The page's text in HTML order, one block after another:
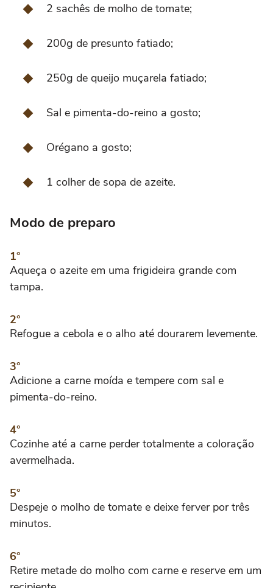
2 sachês de molho de tomate;
200g de presunto fatiado;
250g de queijo muçarela fatiado;
Sal e pimenta-do-reino a gosto;
Orégano a gosto;
1 colher de sopa de azeite.
Modo de preparo
Aqueça o azeite em uma frigideira grande com
tampa.
Refogue a cebola e o alho até dourarem levemente.
Adicione a carne moída e tempere com sal e
pimenta-do-reino.
Cozinhe até a carne perder totalmente a coloração
avermelhada.
Despeje o molho de tomate e deixe ferver por três
minutos.
Retire metade do molho com carne e reserve em um